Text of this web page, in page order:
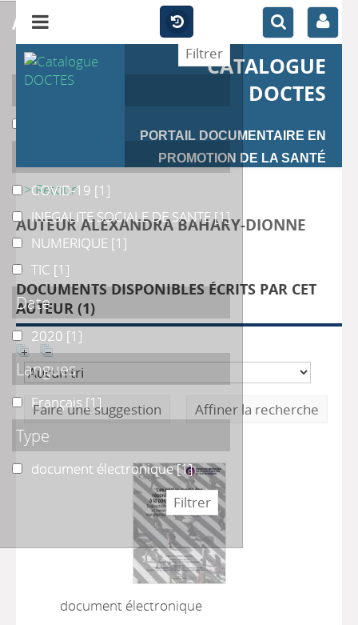
CATALOGUE
DOCTES
PORTAIL DOCUMENTAIRE EN
PROMOTION DE LA SANTÉ
>> Retour
AUTEUR ALEXANDRA BAHARY-DIONNE
DOCUMENTS DISPONIBLES ÉCRITS PAR CET
AUTEUR (1)
Faire une suggestion Affiner la recherche
document électronique
affiner
Auteur
Gentelet
COVID-19
COVID-19 [1]
INEGALITE SOCIALE DE SANTE
INEGALITE SOCIALE DE SANTE[1]
NUMERIQUE
NUMERIQUE [1]
TIC TIC [1]
Date
20202020 [1]
Langues
Français
Français [1]
Type
document électronique
document électronique[1]